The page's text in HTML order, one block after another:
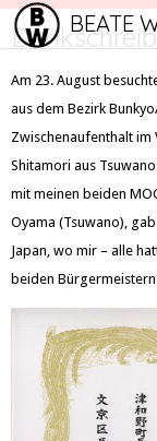
BEATE
Am 23. August
aus dem Bezirk
Zwischenaufenthalt im
Shitamori aus
mit meinen beiden
Oyama (Tsuwano),
Japan, wo mir – alle
beiden